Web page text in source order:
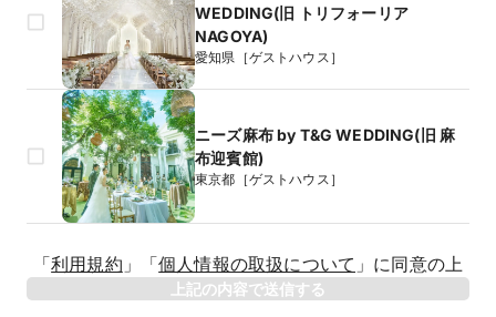
WEDDING(旧 トリフォーリア
NAGOYA)
愛知県［ゲストハウス］
ニーズ麻布 by T&G WEDDING(旧 麻
布迎賓館)
東京都［ゲストハウス］
年
「利用規約 」 「個人情報の取扱について 」 に同意の上
上記の内容で送信する